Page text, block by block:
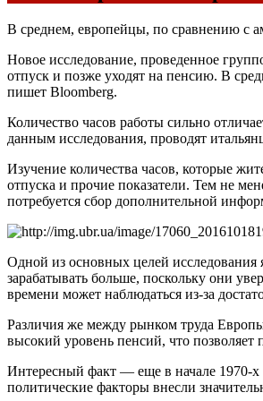
В среднем, европейцы, по сравнению с
Новое исследование, проведенное
отпуск и позже уходят на пенсию. В
пишет Bloomberg.
Количество часов работы сильно
данным исследования, проводят
Изучение количества часов, которые
отпуска и прочие показатели. Тем не
потребуется сбор дополнительной
Одной из основных целей исследования
зарабатывать больше, поскольку они
времени может наблюдаться из-за
Различия же между рынком труда
высокий уровень пенсий, что
Интересный факт — еще в начале 1970-
политические факторы внесли